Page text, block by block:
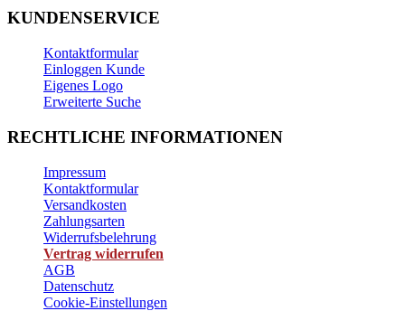
KUNDENSERVICE
Kontaktformular
Einloggen Kunde
Eigenes Logo
Erweiterte Suche
RECHTLICHE INFORMATIONEN
Impressum
Kontaktformular
Versandkosten
Zahlungsarten
Widerrufsbelehrung
Vertrag widerrufen
AGB
Datenschutz
Cookie-Einstellungen